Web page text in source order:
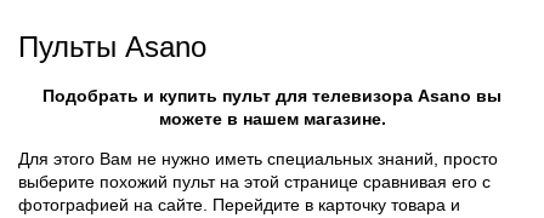
Пульты Asano
Подобрать и купить пульт для телевизора Asano вы
можете в нашем магазине.
Для этого Вам не нужно иметь специальных знаний, просто
выберите похожий пульт на этой странице сравнивая его с
фотографией на сайте. Перейдите в карточку товара и